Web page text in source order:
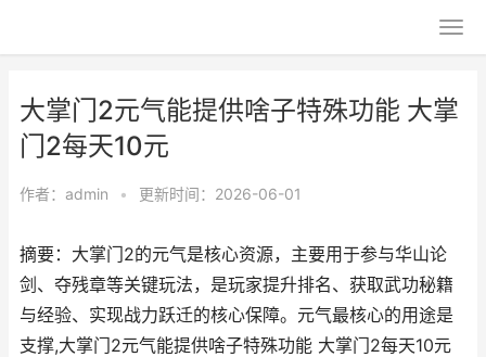
大掌门2元气能提供啥子特殊功能 大掌
门2每天10元
作者： admin • 更新时间：2026-06-01
摘要：大掌门2的元气是核心资源，主要用于参与华山论
剑、夺残章等关键玩法，是玩家提升排名、获取武功秘籍
与经验、实现战力跃迁的核心保障。元气最核心的用途是
支撑,大掌门2元气能提供啥子特殊功能 大掌门2每天10元